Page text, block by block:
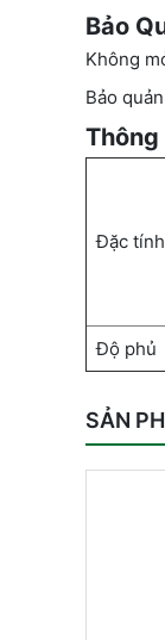
Bảo
Không
Bảo
Thông
Đặc tính
Độ phủ
SẢN